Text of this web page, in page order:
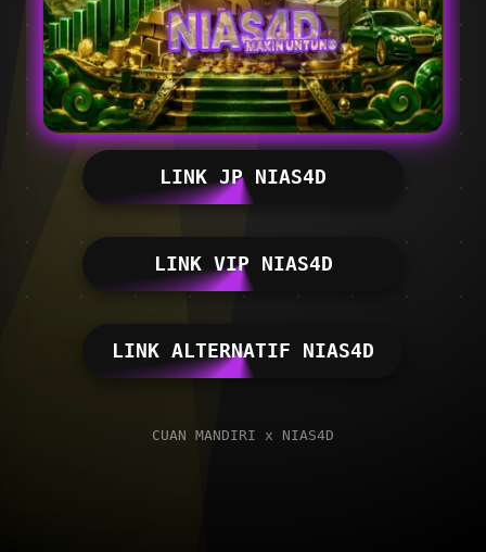
LINK JP NIAS4D
LINK VIP NIAS4D
LINK ALTERNATIF NIAS4D
CUAN MANDIRI x NIAS4D